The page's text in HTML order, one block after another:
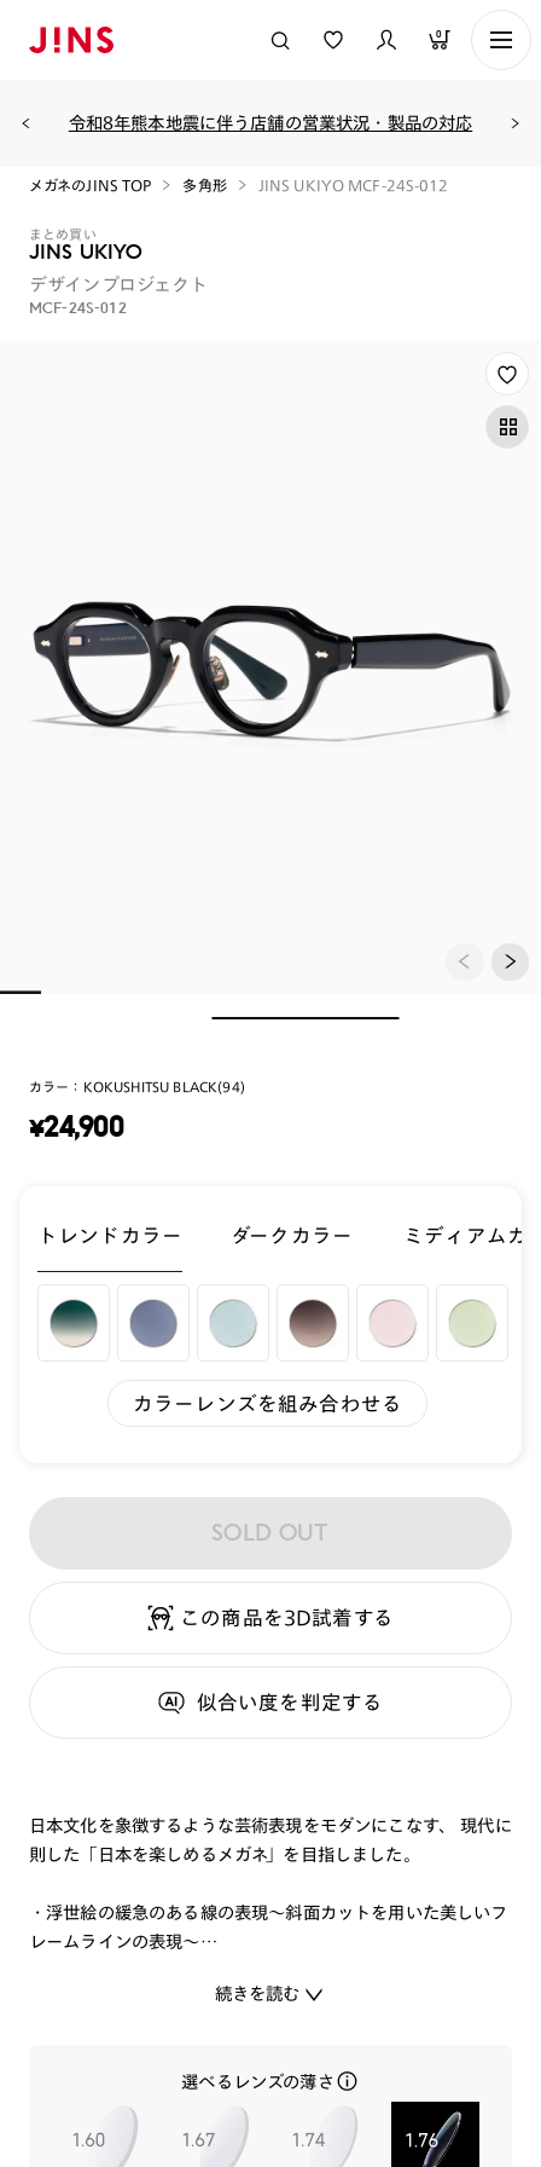
0
令和8年熊本地震に伴う店舗の営業状況・製品の対応
メガネのJINS TOP 多角形 JINS UKIYO MCF-24S-012
まとめ買い
JINS UKIYO
デザインプロジェクト
MCF-24S-012
カラー： KOKUSHITSU BLACK(94)
¥24,900
トレンドカラー ダークカラー ミディアムカ
カラーレンズを組み合わせる
SOLD OUT
この商品を3D試着する
似合い度を判定する
日本文化を象徴するような芸術表現をモダンにこなす、 現代に
則した「日本を楽しめるメガネ」を目指しました。
・浮世絵の緩急のある線の表現～斜面カットを用いた美しいフ
レームラインの表現～
かなアセテート生地色の表現～
さにもこだわりました。
続きを読む
選べるレンズの薄さ